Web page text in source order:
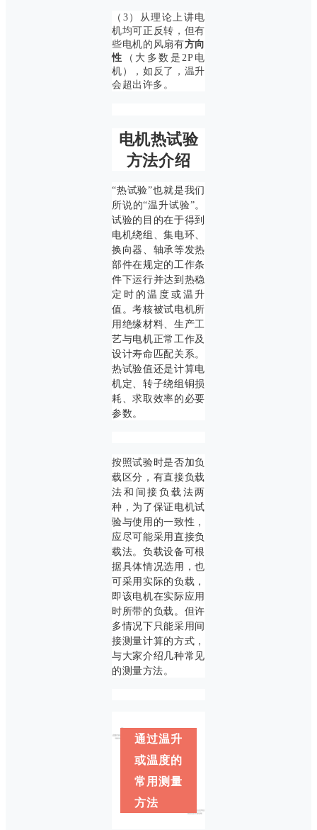
（3）从理论上讲电
机均可正反转，但有
些电机的风扇有方向
性
（大多数是2P电
机），如反了，温升
会超出许多。
电机热试验
方法介绍
“热试验”也就是我们
所说的“温升试验”。
试验的目的在于得到
电机绕组、集电环、
换向器、轴承等发热
部件在规定的工作条
件下运行并达到热稳
定时的温度或温升
值。考核被试电机所
用绝缘材料、生产工
艺与电机正常工作及
设计寿命匹配关系。
热试验值还是计算电
机定、转子绕组铜损
耗、求取效率的必要
参数。
按照试验时是否加负
载区分，有直接负载
法和间接负载法两
种，为了保证电机试
验与使用的一致性，
应尽可能采用直接负
载法。负载设备可根
据具体情况选用，也
可采用实际的负载，
即该电机在实际应用
时所带的负载。但许
多情况下只能采用间
接测量计算的方式，
与大家介绍几种常见
的测量方法。
通过温升
或温度的
常用测量
方法